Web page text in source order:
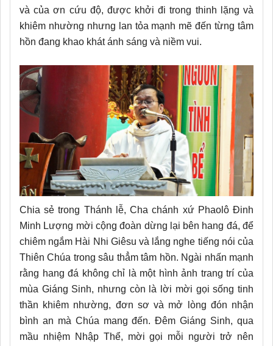
và của ơn cứu độ, được khởi đi trong thinh lặng và
khiêm nhường nhưng lan tỏa mạnh mẽ đến từng tâm
hồn đang khao khát ánh sáng và niềm vui.
Chia sẻ trong Thánh lễ, Cha chánh xứ Phaolô Đinh
Minh Lượng mời cộng đoàn dừng lại bên hang đá, để
chiêm ngắm Hài Nhi Giêsu và lắng nghe tiếng nói của
Thiên Chúa trong sâu thẳm tâm hồn. Ngài nhấn mạnh
rằng hang đá không chỉ là một hình ảnh trang trí của
mùa Giáng Sinh, nhưng còn là lời mời gọi sống tinh
thần khiêm nhường, đơn sơ và mở lòng đón nhận
bình an mà Chúa mang đến. Đêm Giáng Sinh, qua
mầu nhiệm Nhập Thể, mời gọi mỗi người trở nên